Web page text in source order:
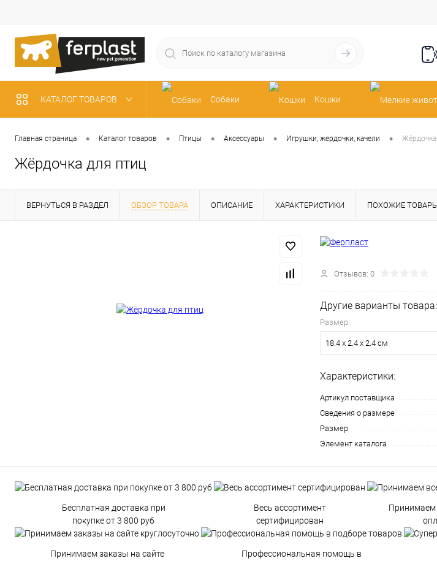
КАТАЛОГ ТОВАРОВ Собаки Кошки
Рыбки
Главная страница • Каталог товаров • Птицы • Аксессуары • Игрушки, жердочки, качели •
Жёрдочка для птиц
ВЕРНУТЬСЯ В РАЗДЕЛ ОБЗОР ТОВАРА ОПИСАНИЕ ХАРАКТЕРИСТИКИ ПОХОЖИЕ
Отзывов: 0
Другие варианты товара:
Размер:
18.4 х 2.4 х 2.4 см
Характеристики:
Артикул поставщика
Сведения о размере
Размер
Элемент каталога
Бесплатная доставка при
покупке от 3 800 руб
Весь ассортимент
сертифицирован
Принимаем
Принимаем заказы на сайте
Профессиональная помощь в